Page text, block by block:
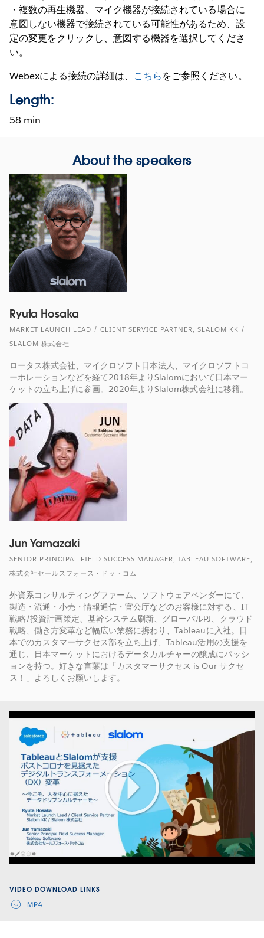
・複数の再生機器、マイク機器が接続されている場合に
意図しない機器で接続されている可能性があるため、設
定の変更をクリックし、意図する機器を選択してくださ
い。
Webexによる接続の詳細は、 こちらをご参照ください。
Length:
58 min
About the speakers
Ryuta Hosaka
MARKET LAUNCH LEAD / CLIENT SERVICE PARTNER, SLALOM KK /
SLALOM 株式会社
ロータス株式会社、マイクロソフト日本法人、マイクロソフトコ
ーポレーションなどを経て2018年よりSlalomにおいて日本マー
ケットの立ち上げに参画。2020年よりSlalom株式会社に移籍。
Jun Yamazaki
SENIOR PRINCIPAL FIELD SUCCESS MANAGER, TABLEAU SOFTWARE,
株式会社セールスフォース・ドットコム
外資系コンサルティングファーム、ソフトウェアベンダーにて、
製造・流通・小売・情報通信・官公庁などのお客様に対する、IT
戦略/投資計画策定、基幹システム刷新、グローバルPJ、クラウド
戦略、働き方変革など幅広い業務に携わり、Tableauに入社。日
本でのカスタマーサクセス部を立ち上げ、Tableau活用の支援を
通じ、日本マーケットにおけるデータカルチャーの醸成にパッシ
ョンを持つ。好きな言葉は「カスタマーサクセス is Our サクセ
ス！」よろしくお願いします。
Play
Video
VIDEO DOWNLOAD LINKS
MP4